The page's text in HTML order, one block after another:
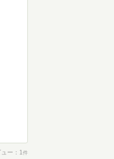
ー 1件